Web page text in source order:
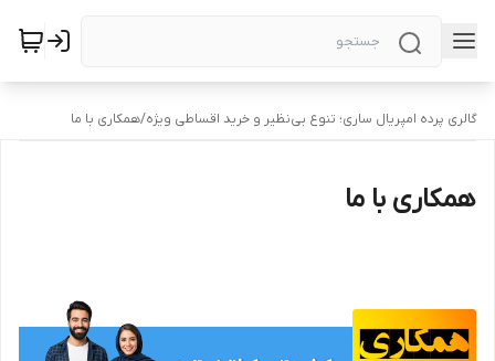
گالری پرده امپریال ساری؛ تنوع بی‌نظیر و خرید اقساطی ویژه/همکاری با ما
همکاری با ما